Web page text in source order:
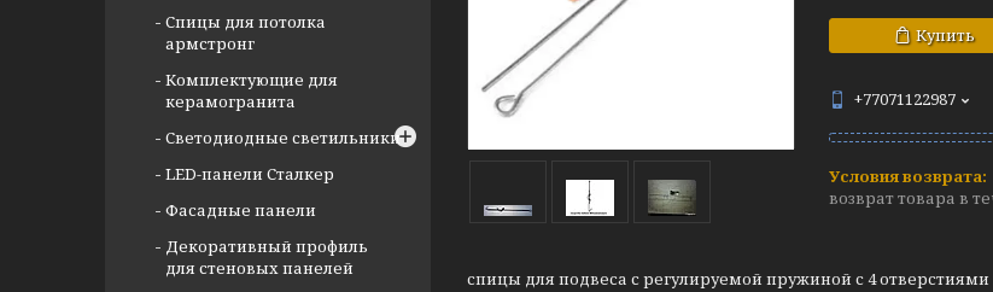
Купить
+77071122987
возврат товара в
спицы для подвеса с регулируемой пружиной с 4
Спицы для потолка
армстронг
Комплектующие для
керамогранита
Светодиодные светильники
LED-панели Сталкер
Фасадные панели
Декоративный профиль
для стеновых панелей